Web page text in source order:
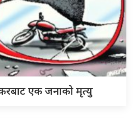
एक जनाको मृत्यु